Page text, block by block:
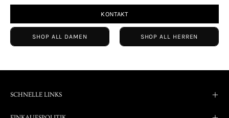
KONTAKT
SHOP ALL DAMEN SHOP ALL HERREN
SCHNELLE LINKS